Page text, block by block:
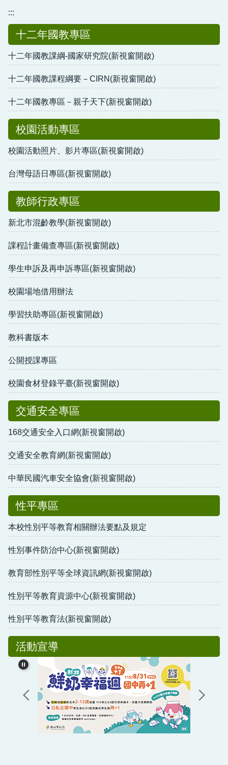
:::
十二年國教專區
十二年國教課綱-國家研究院(新視窗開啟)
十二年國教課程綱要－CIRN(新視窗開啟)
十二年國教專區－親子天下(新視窗開啟)
校園活動專區
校園活動照片、影片專區(新視窗開啟)
台灣母語日專區(新視窗開啟)
教師行政專區
新北市混齡教學(新視窗開啟)
課程計畫備查專區(新視窗開啟)
學生申訴及再申訴專區(新視窗開啟)
校園場地借用辦法
學習扶助專區(新視窗開啟)
教科書版本
公開授課專區
校園食材登錄平臺(新視窗開啟)
交通安全專區
168交通安全入口網(新視窗開啟)
交通安全教育網(新視窗開啟)
中華民國汽車安全協會(新視窗開啟)
性平專區
本校性別平等教育相關辦法要點及規定
性別事件防治中心(新視窗開啟)
教育部性別平等全球資訊網(新視窗開啟)
性別平等教育資源中心(新視窗開啟)
性別平等教育法(新視窗開啟)
活動宣導